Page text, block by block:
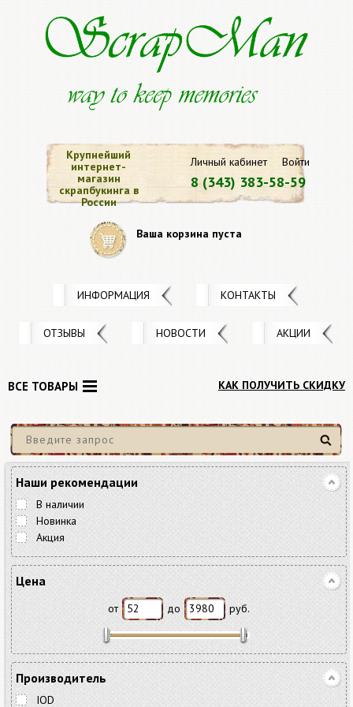
Личный кабинет Войти
8 (343) 383-58-59
Крупнейший
интернет-
магазин
скрапбукинга в
России
Ваша корзина пуста
ИНФОРМАЦИЯ КОНТАКТЫ
ОТЗЫВЫ НОВОСТИ АКЦИИ
КАК ПОЛУЧИТЬ СКИДКУ
Найти
ВСЕ ТОВАРЫ
Наши рекомендации
В наличии
Новинка
Акция
Цена
от до руб.
Производитель
IOD